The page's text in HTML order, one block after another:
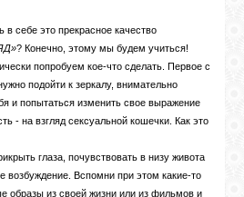
в себе это прекрасное качество
? Конечно, этому мы будем учиться!
попробуем кое-что сделать. Первое с
подойти к зеркалу, внимательно
и попытаться изменить свое выражение
- на взгляд сексуальной кошечки. Как это
глаза, почувствовать в низу живота
возбуждение. Вспомни при этом какие-то
образы из своей жизни или из фильмов и